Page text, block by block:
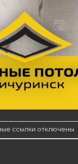
ссылки отключены.